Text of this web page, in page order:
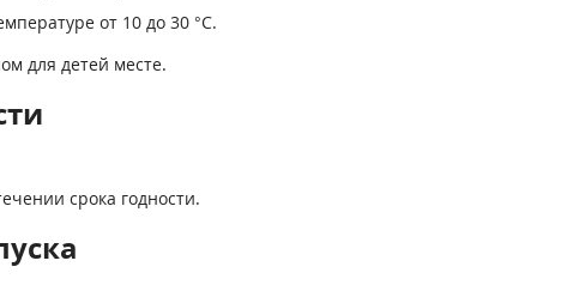
от 10 до 30 °С.
для детей месте.
срока годности.